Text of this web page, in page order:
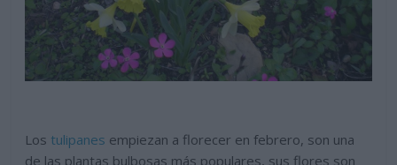
Los tulipanes empiezan a florecer en febrero, son una
de las plantas bulbosas más populares, sus flores son